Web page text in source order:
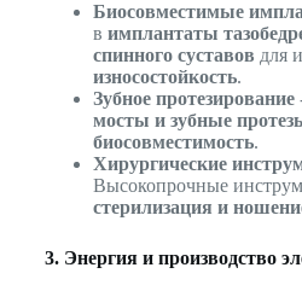
Биосовместимые
в имплантаты
спинного суставов для
износостойкость.
Зубное протезирование
мосты и зубные
биосовместимость.
Хирургические
Высокопрочные
стерилизация и
3. Энергия и производство